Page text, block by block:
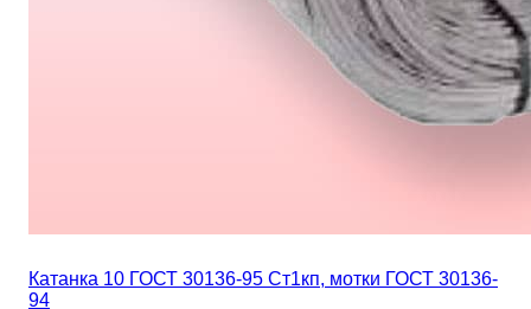
Катанка 10 ГОСТ 30136-95 Ст1кп, мотки ГОСТ 30136-
94